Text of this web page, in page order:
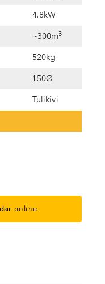
4.8kW
~300m3
520kg
150Ø
Tulikivi
online